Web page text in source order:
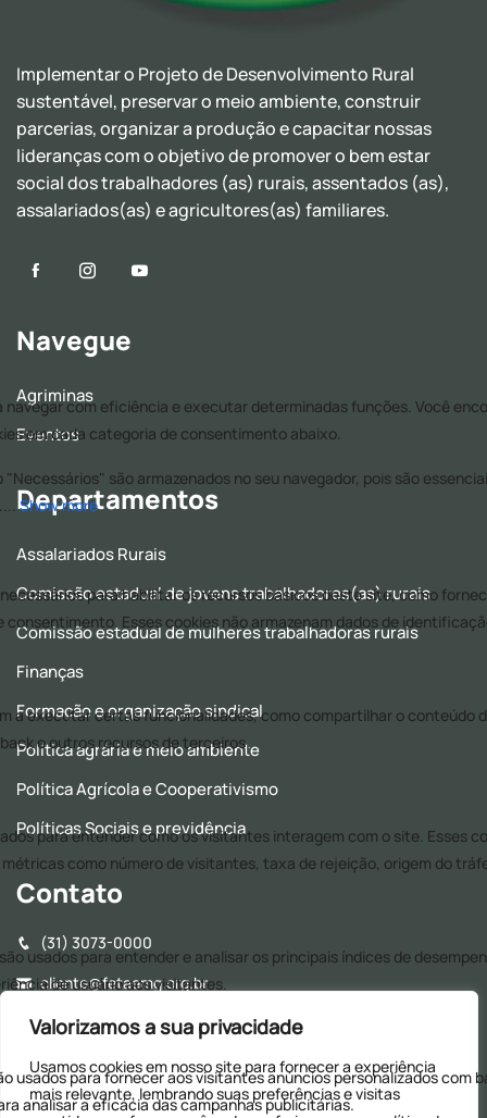
Valorizamos a sua privacidade
Usamos cookies em nosso site para fornecer a experiência
mais relevante, lembrando suas preferências e visitas
Implementar o Projeto de Desenvolvimento Rural
sustentável, preservar o meio ambiente, construir
parcerias, organizar a produção e capacitar nossas
lideranças com o objetivo de promover o bem estar
social dos trabalhadores (as) rurais, assentados (as),
assalariados(as) e agricultores(as) familiares.
Navegue
Agriminas
Eventos
Departamentos
Assalariados Rurais
Comissão estadual de jovens trabalhadores(as) rurais
Comissão estadual de mulheres trabalhadoras rurais
Finanças
Formação e organização sindical
Política agrária e meio ambiente
Política Agrícola e Cooperativismo
Políticas Sociais e previdência
Contato
(31) 3073-0000
cliente@fetaemg.org.br
Rua Álvares Maciel, 154, Santa Efigênia - CEP: 30150-250 -
Horário de Funcionamento - 8h às 17h (Almoço: 12h às
13h30)